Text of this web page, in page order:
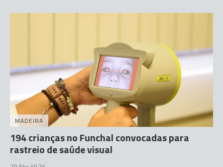
MADEIRA
194 crianças no Funchal convocadas para
rastreio de saúde visual